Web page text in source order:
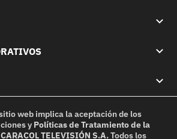
web implica la aceptación de los
y Políticas de Tratamiento de la
CARACOL TELEVISIÓN S.A.Todos los